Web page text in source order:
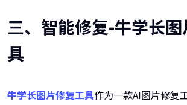
三、智能修复-牛学长
具
牛学长图片修复工具作为一款AI图片修复